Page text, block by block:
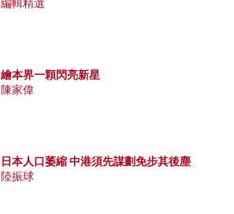
編輯精選
繪本界一顆閃亮新星
陳家偉
日本人口萎縮 中港須先謀劃免步其後塵
陸振球